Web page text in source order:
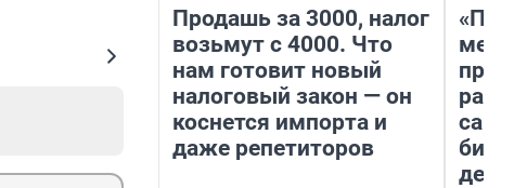
Продашь за 3000, налог
возьмут с 4000. Что
нам готовит новый
налоговый закон — он
коснется импорта и
даже репетиторов